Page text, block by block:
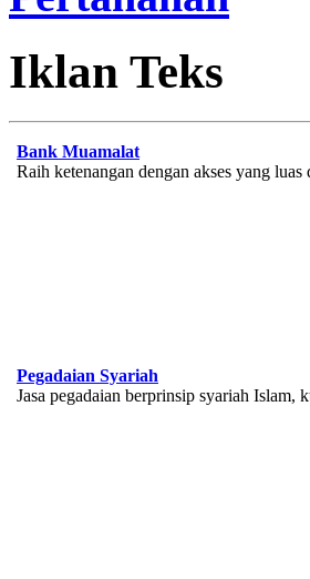
Iklan Teks
Bank Muamalat
Raih ketenangan dengan akses yang
Pegadaian Syariah
Jasa pegadaian berprinsip syariah Islam,